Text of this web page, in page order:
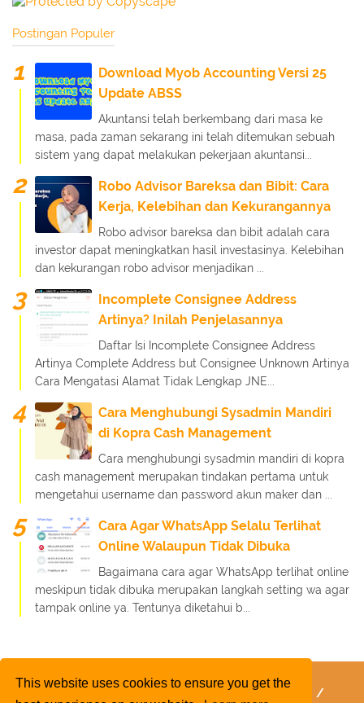
This website uses cookies to ensure you get the
Postingan Populer
Download Myob Accounting Versi 25
Update ABSS
Akuntansi telah berkembang dari masa ke
masa, pada zaman sekarang ini telah ditemukan sebuah
sistem yang dapat melakukan pekerjaan akuntansi...
Robo Advisor Bareksa dan Bibit: Cara
Kerja, Kelebihan dan Kekurangannya
Robo advisor bareksa dan bibit adalah cara
investor dapat meningkatkan hasil investasinya. Kelebihan
dan kekurangan robo advisor menjadikan ...
Incomplete Consignee Address
Artinya? Inilah Penjelasannya
Daftar Isi Incomplete Consignee Address
Artinya Complete Address but Consignee Unknown Artinya
Cara Mengatasi Alamat Tidak Lengkap JNE...
Cara Menghubungi Sysadmin Mandiri
di Kopra Cash Management
Cara menghubungi sysadmin mandiri di kopra
cash management merupakan tindakan pertama untuk
mengetahui username dan password akun maker dan ...
Cara Agar WhatsApp Selalu Terlihat
Online Walaupun Tidak Dibuka
Bagaimana cara agar WhatsApp terlihat online
meskipun tidak dibuka merupakan langkah setting wa agar
tampak online ya. Tentunya diketahui b...
Kebijakan Privasi